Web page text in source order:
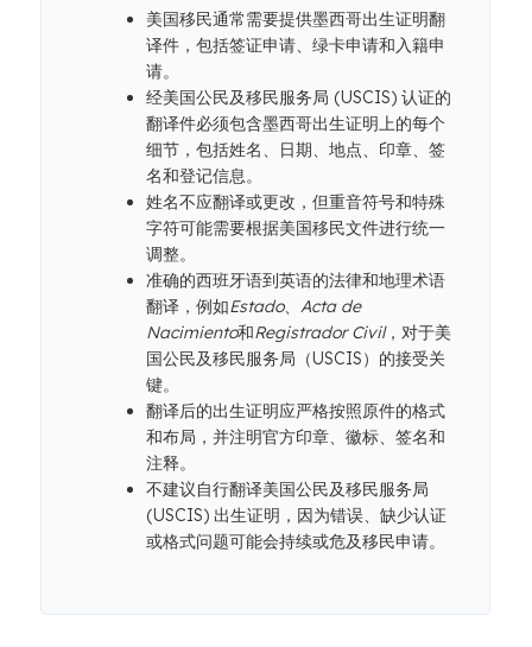
美国移民通常需要提供墨西哥出生证明翻
译件，包括签证申请、绿卡申请和入籍申
请。
经美国公民及移民服务局 (USCIS) 认证的
翻译件必须包含墨西哥出生证明上的每个
细节，包括姓名、日期、地点、印章、签
名和登记信息。
姓名不应翻译或更改，但重音符号和特殊
字符可能需要根据美国移民文件进行统一
调整。
准确的西班牙语到英语的法律和地理术语
翻译，例如Estado、 Acta de
Nacimiento和Registrador Civil，对于美
国公民及移民服务局（USCIS）的接受关
键。
翻译后的出生证明应严格按照原件的格式
和布局，并注明官方印章、徽标、签名和
注释。
不建议自行翻译美国公民及移民服务局
(USCIS) 出生证明，因为错误、缺少认证
或格式问题可能会持续或危及移民申请。